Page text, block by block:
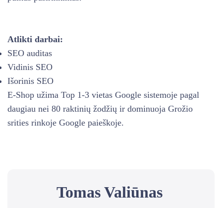
Atlikti darbai:
SEO auditas
Vidinis SEO
Išorinis SEO
E-Shop užima Top 1-3 vietas Google sistemoje pagal
daugiau nei 80 raktinių žodžių ir dominuoja Grožio
srities rinkoje Google paieškoje.
Tomas Valiūnas